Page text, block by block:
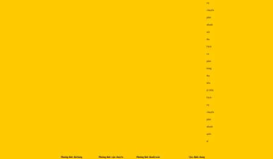
vụ
chuyển
phát
nhanh
nội
địa
Dịch
vụ
phát
hàng
thu
tiền
(COD)
Dịch
vụ
chuyển
phát
nhanh
quốc
tế
Phương thức đặt hàng Phương thức vận chuyển Phương thức thanh toán Quy định chung